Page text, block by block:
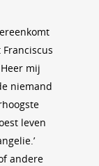
mij
niemand
leven
andere